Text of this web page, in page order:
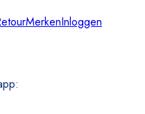
MerkenInloggen